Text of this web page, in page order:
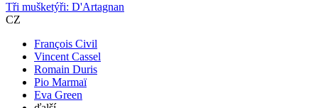
Tři mušketýři: D'Artagnan
CZ
François Civil
Vincent Cassel
Romain Duris
Pio Marmaï
Eva Green